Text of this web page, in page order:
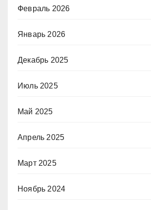
Февраль 2026
Январь 2026
Декабрь 2025
Июль 2025
Май 2025
Апрель 2025
Март 2025
Ноябрь 2024